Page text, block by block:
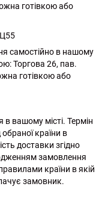
готівкою або
самостійно в нашому
Торгова 26, пав.
готівкою або
вашому місті. Термін
країни в
доставки згідно
замовлення
країни в якій
замовник.